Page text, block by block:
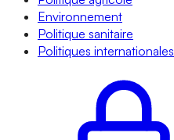
Environnement
Politique sanitaire
Politiques internationales